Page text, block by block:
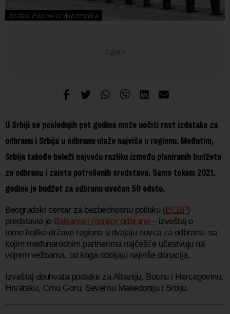
Srđan Popović/Wikimedia
U Srbiji se poslednjih pet godina može uočiti rast izdataka za
odbranu i Srbija u odbranu ulaže najviše u regionu. Međutim,
Srbija takođe beleži najveću razliku između planiranih budžeta
za odbranu i zaista potrošenih sredstava. Samo tokom 2021.
godine je budžet za odbranu uvećan 50 odsto.
Beogradski centar za bezbednosnu politiku (BCBP)
predstavio je Balkanski monitor odbrane –izveštaj o
tome koliko države regiona izdvajaju novca za odbranu, sa
kojim međunarodnim partnerima najčešće učestvuju na
vojnim vežbama, od koga dobijaju najviše donacija.
Izveštaj obuhvata podatke za Albaniju, Bosnu i Hercegovinu,
Hrvatsku, Crnu Goru, Severnu Makedoniju i Srbiju.